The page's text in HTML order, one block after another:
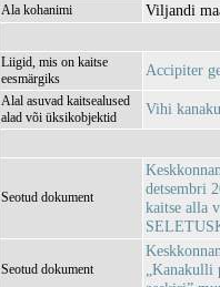
Ala kohanimi Viljandi
Liigid, mis on kaitse
eesmärgiks
Accipiter
Alal asuvad kaitsealused
alad või üksikobjektid
Vihi
Seotud dokument
detsembri
kaitse alla
Seotud dokument